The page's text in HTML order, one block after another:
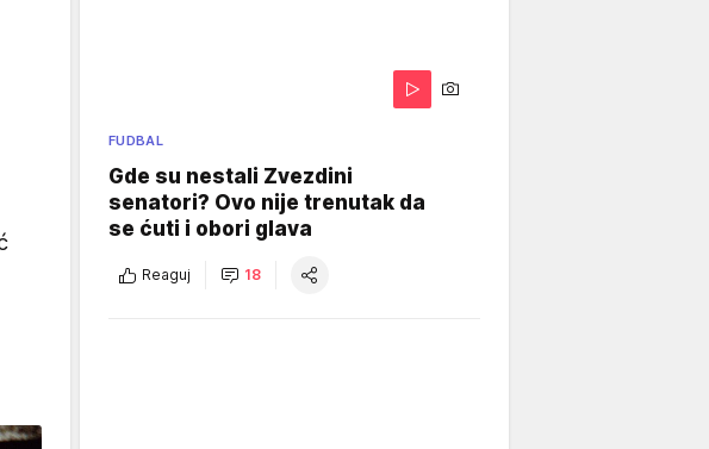
FUDBAL
Gde su nestali Zvezdini
senatori? Ovo nije trenutak da
se ćuti i obori glava
Reaguj 18